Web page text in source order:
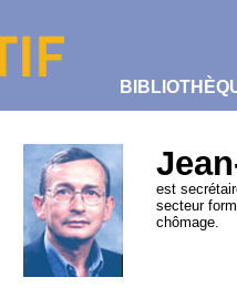
est
secteur
chômage.